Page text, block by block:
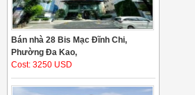
Bán nhà 28 Bis Mạc Đĩnh Chi,
Phường Đa Kao,
Cost: 3250 USD